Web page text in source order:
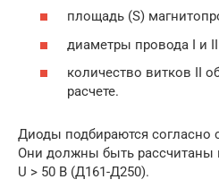
площадь (S)
диаметры провода I и
количество витков II
расчете.
Диоды подбираются согласно
Они должны быть рассчитаны
U > 50 В (Д161-Д250).